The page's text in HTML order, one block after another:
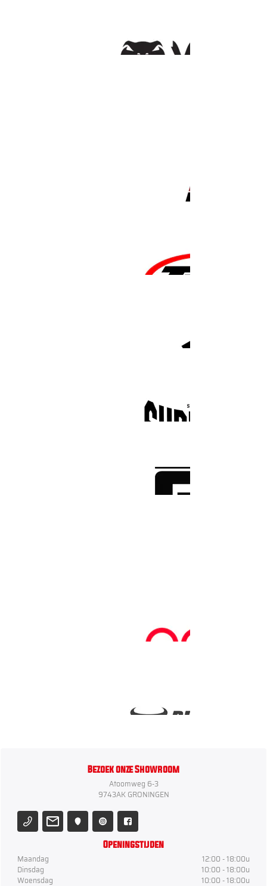
Bezoek onze Showroom
Atoomweg 6-3
9743AK GRONINGEN
Openingstijden
Maandag
12:00 - 18:00u
Dinsdag
10:00 - 18:00u
Woensdag
10:00 - 18:00u